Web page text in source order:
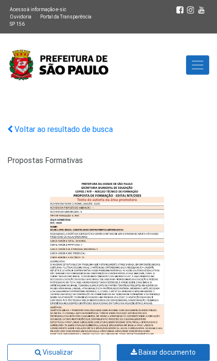
Acesso à informação e-sic
Ouvidoria
Portal da Transparência
SP 156
Voltar ao resultado de busca
Propostas Formativas
Visualizar Baixar documento